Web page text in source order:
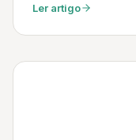
Ler artigo